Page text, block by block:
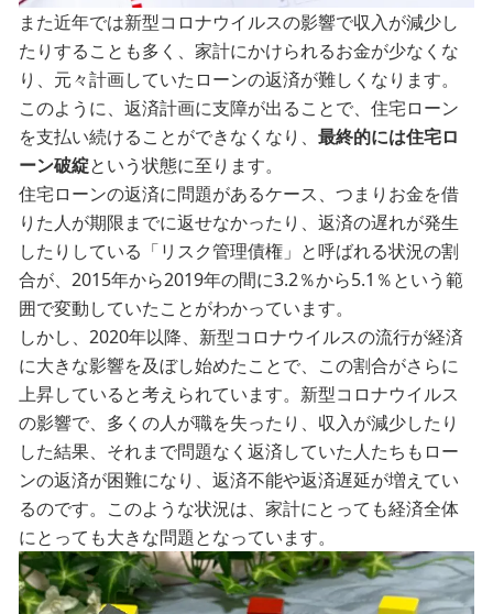
また近年では新型コロナウイルスの影響で収入が減少し
たりすることも多く、家計にかけられるお金が少なくな
り、元々計画していたローンの返済が難しくなります。
このように、返済計画に支障が出ることで、住宅ローン
を支払い続けることができなくなり、 最終的には住宅ロ
ーン破綻という状態に至ります。
住宅ローンの返済に問題があるケース、つまりお金を借
りた人が期限までに返せなかったり、返済の遅れが発生
したりしている「リスク管理債権」と呼ばれる状況の割
合が、2015年から2019年の間に3.2％から5.1％という範
囲で変動していたことがわかっています。
しかし、2020年以降、新型コロナウイルスの流行が経済
に大きな影響を及ぼし始めたことで、この割合がさらに
上昇していると考えられています。新型コロナウイルス
の影響で、多くの人が職を失ったり、収入が減少したり
した結果、それまで問題なく返済していた人たちもロー
ンの返済が困難になり、返済不能や返済遅延が増えてい
るのです。このような状況は、家計にとっても経済全体
にとっても大きな問題となっています。